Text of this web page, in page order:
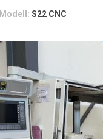
Modell: S22 CNC